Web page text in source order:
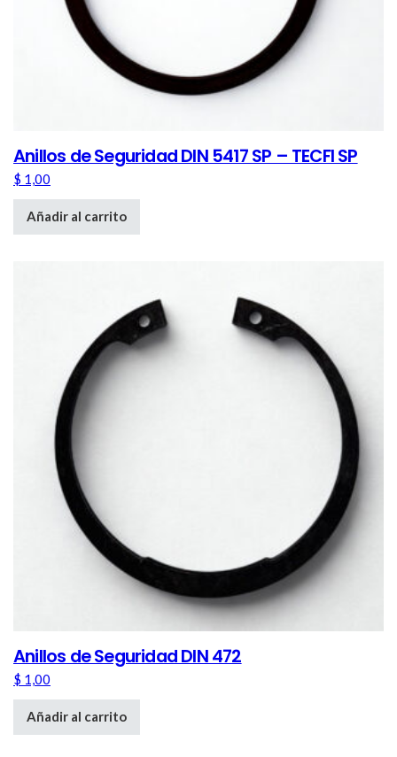
Anillos de Seguridad DIN 5417 SP – TECFI SP
$ 1,00
Añadir al carrito
Anillos de Seguridad DIN 472
$ 1,00
Añadir al carrito